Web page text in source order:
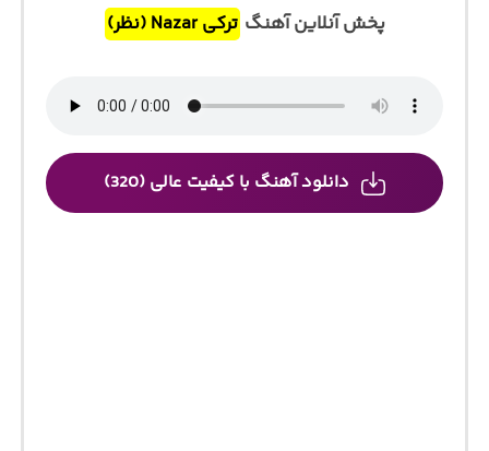
پخش آنلاین آهنگ ترکی Nazar (نظر)
دانلود آهنگ با کیفیت عالی (320)